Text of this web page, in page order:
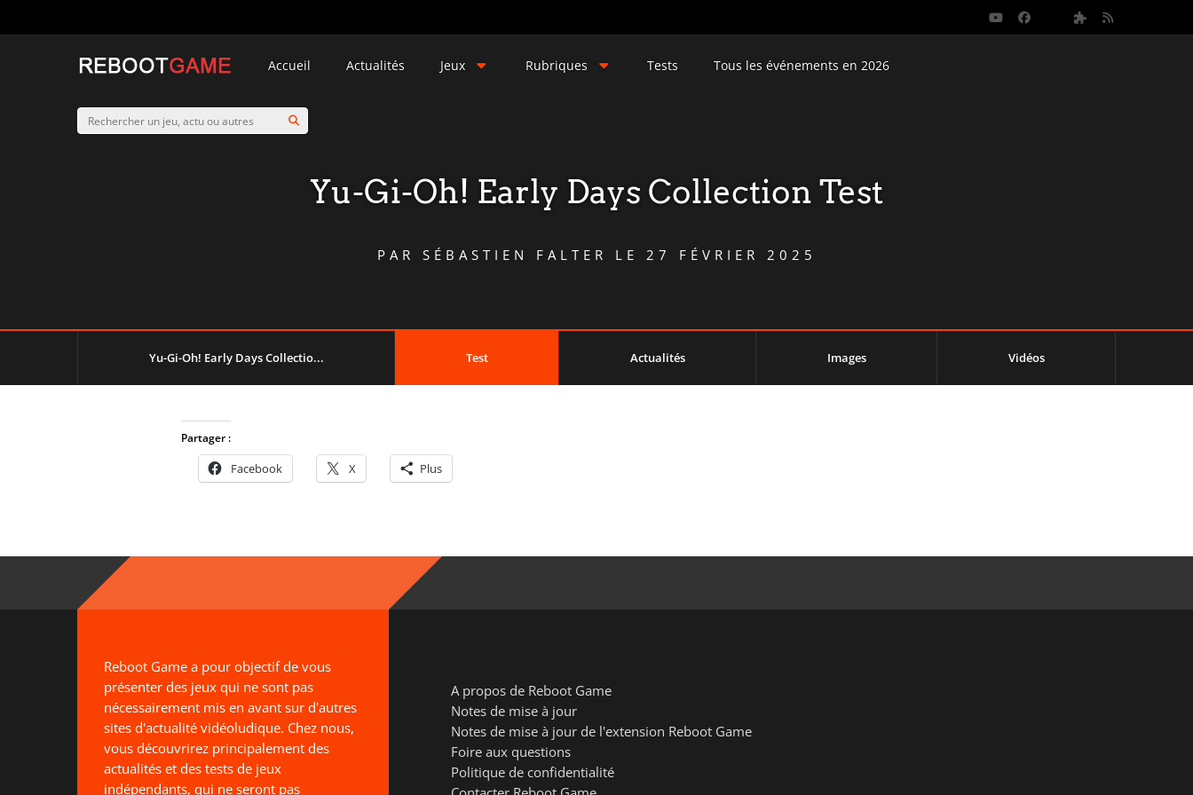
Accueil Actualités Jeux Rubriques Tests Tous les événements en 2026
Yu-Gi-Oh! Early Days Collection Test
PAR SÉBASTIEN FALTER LE 27 FÉVRIER 2025
Yu-Gi-Oh! Early Days Collectio... Test Actualités Images Vidéos
Partager :
Facebook X Plus
Reboot Game a pour objectif de vous
présenter des jeux qui ne sont pas
nécessairement mis en avant sur d'autres
sites d'actualité vidéoludique. Chez nous,
vous découvrirez principalement des
actualités et des tests de jeux
indépendants, qui ne seront pas
A propos de Reboot Game
Notes de mise à jour
Notes de mise à jour de l'extension Reboot Game
Foire aux questions
Politique de confidentialité